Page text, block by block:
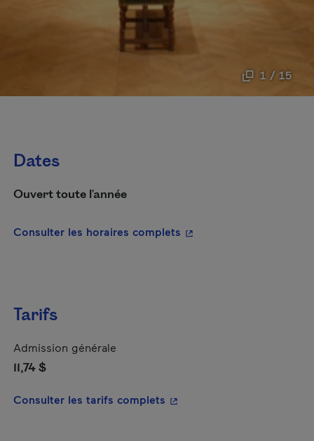
1 / 15
Dates
Ouvert toute l'année
Consulter les horaires complets - Cet hyperlien
Tarifs
Admission générale
11,74 $
Consulter les tarifs complets - Cet hyperlien s'ouvrira